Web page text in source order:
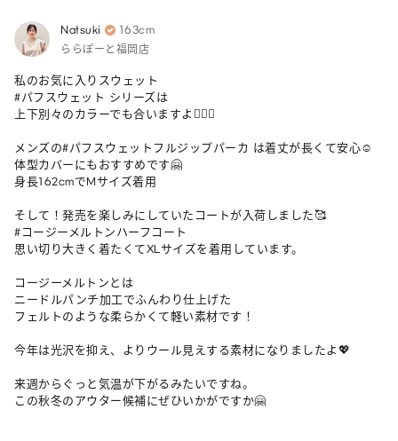
Natsuki 163cm
ららぽーと福岡店
私のお気に入りスウェット
#パフスウェット シリーズは
上下別々のカラーでも合いますよ🙆🏻‍♀️
メンズの#パフスウェットフルジップパーカ は着丈が長くて安心☺️
体型カバーにもおすすめです🤗
身長162cmでMサイズ着用
そして！発売を楽しみにしていたコートが入荷しました🥰
#コージーメルトンハーフコート
思い切り大きく着たくてXLサイズを着用しています。
コージーメルトンとは
ニードルパンチ加工でふんわり仕上げた
フェルトのような柔らかくて軽い素材です！
今年は光沢を抑え、よりウール見えする素材になりましたよ💖
来週からぐっと気温が下がるみたいですね。
この秋冬のアウター候補にぜひいかがですか🤗